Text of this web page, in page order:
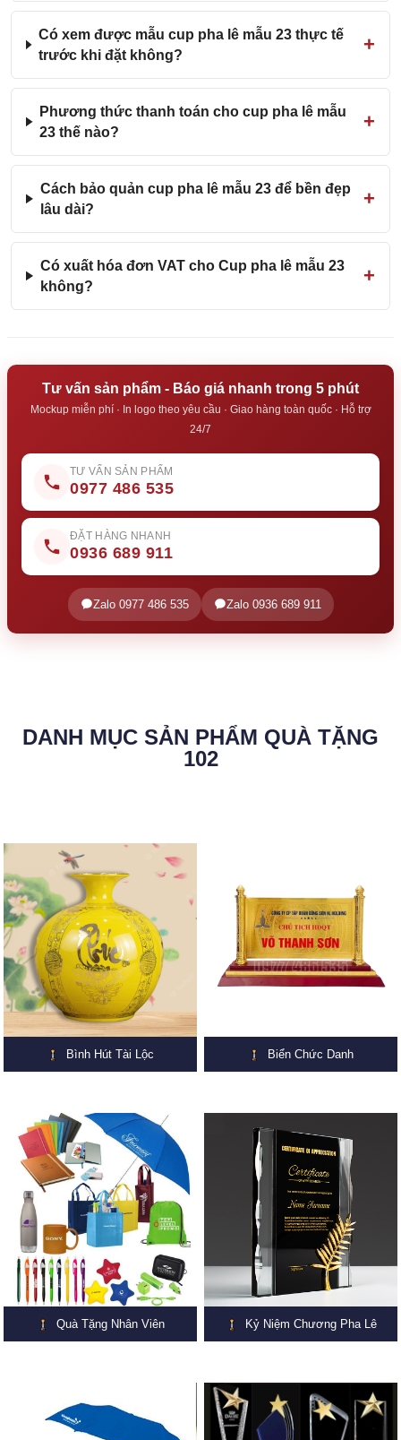
Có xem được mẫu cup pha lê mẫu 23 thực tế
trước khi đặt không?
Phương thức thanh toán cho cup pha lê mẫu
23 thế nào?
Cách bảo quản cup pha lê mẫu 23 để bền đẹp
lâu dài?
Có xuất hóa đơn VAT cho Cup pha lê mẫu 23
không?
Tư vấn sản phẩm - Báo giá nhanh trong 5 phút
Mockup miễn phí · In logo theo yêu cầu · Giao hàng toàn quốc · Hỗ trợ
24/7
TƯ VẤN SẢN PHẨM
0977 486 535
ĐẶT HÀNG NHANH
0936 689 911
Zalo 0977 486 535 Zalo 0936 689 911
DANH MỤC SẢN PHẨM QUÀ TẶNG
102
Bình Hút Tài Lộc Biển Chức Danh
Quà Tặng Nhân Viên Kỷ Niệm Chương Pha Lê